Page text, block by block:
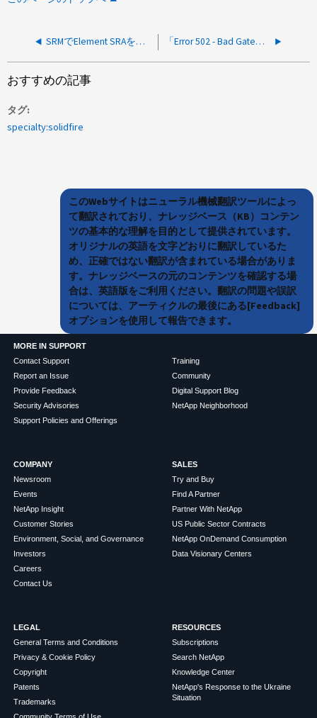
SRMでElement SRAを実行すると、リモートデバイスに対応するローカルサイトのデバイスが見つからないというエラーが発生します 「Error 502 - Bad Gateway」が表示されてノードUIにログインできない
おすすめの記事
タグ
specialty:solidfire
このWebサイトはニューラル機械翻訳ツールによっ
て翻訳されており、ナレッジベース（KB）コンテン
ツの基本的な理解を目的として提供されています。
オリジナルの英語を文字どおりに翻訳しているた
め、正確ではない翻訳が含まれている場合がありま
す。ナレッジベースの元のコンテンツを確認する場
合は、英語版をご利用ください。翻訳の問題や誤訳
については、アーティクルの最後にある[Feedback]
オプションを使用して報告できます。
MORE IN SUPPORT
Contact Support
Report an Issue
Provide Feedback
Security Advisories
Support Policies and Offerings
Training
Community
Digital Support Blog
NetApp Neighborhood
COMPANY
Newsroom
Events
NetApp Insight
Customer Stories
Environment, Social, and Governance
Investors
Careers
Contact Us
SALES
Try and Buy
Find A Partner
Partner With NetApp
US Public Sector Contracts
NetApp OnDemand Consumption
Data Visionary Centers
LEGAL
General Terms and Conditions
Privacy & Cookie Policy
Copyright
Patents
Trademarks
RESOURCES
Subscriptions
Search NetApp
Knowledge Center
NetApp's Response to the Ukraine
Situation